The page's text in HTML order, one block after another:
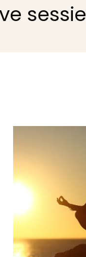
sessie